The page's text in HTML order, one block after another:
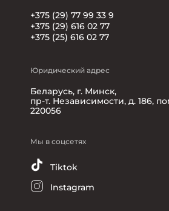
+375 (29) 77 99 33 9
+375 (29) 616 02 77
+375 (25) 616 02 77
Юридический адрес
Беларусь, г. Минск,
пр-т. Независимости, д. 186,
220056
Мы в соцсетях
Tiktok
Instagram